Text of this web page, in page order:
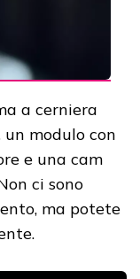
a cerniera
modulo con
e una cam
ci sono
ma potete